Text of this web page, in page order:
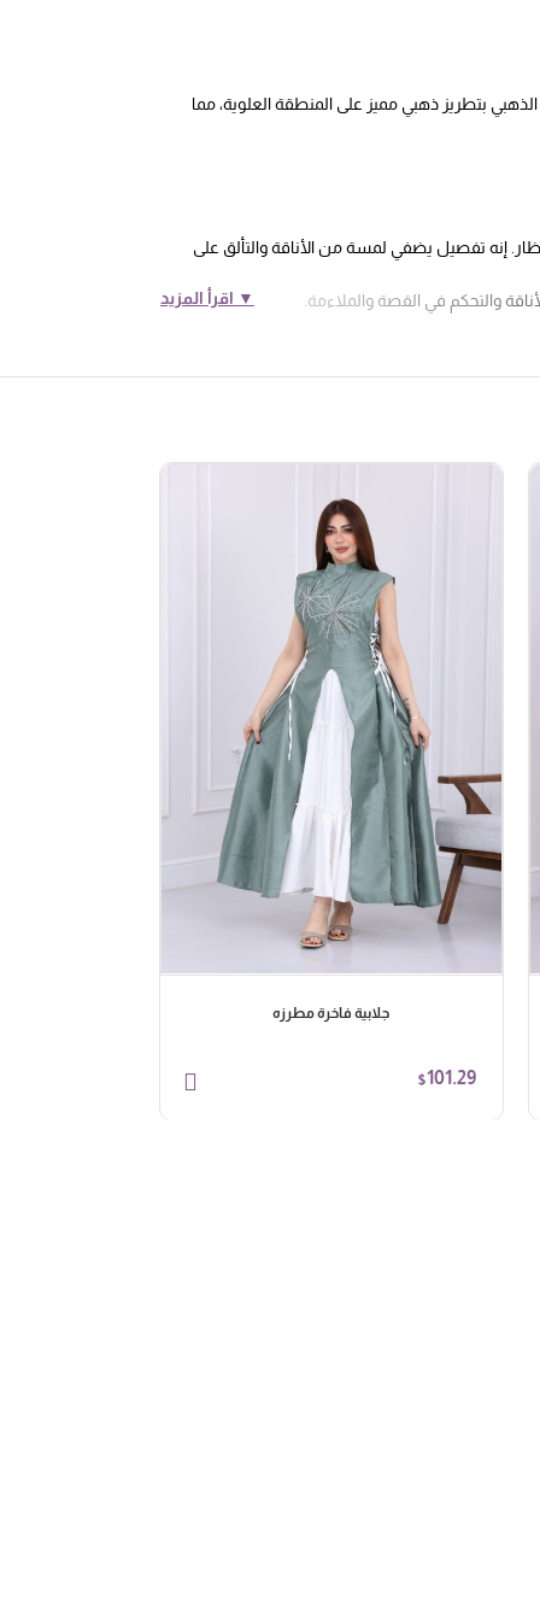
بتطريز ذهبي مميز على المنطقة العلوية، مما
▼ اقرأ المزيد
إنه تفصيل يضفي لمسة من الأناقة والتألق على
والتحكم في القصة والملاءمة.
الداكنة تعتبر ألوانًا متعددة الاستخدامات
جلابية فاخرة مطرزه
$101.29